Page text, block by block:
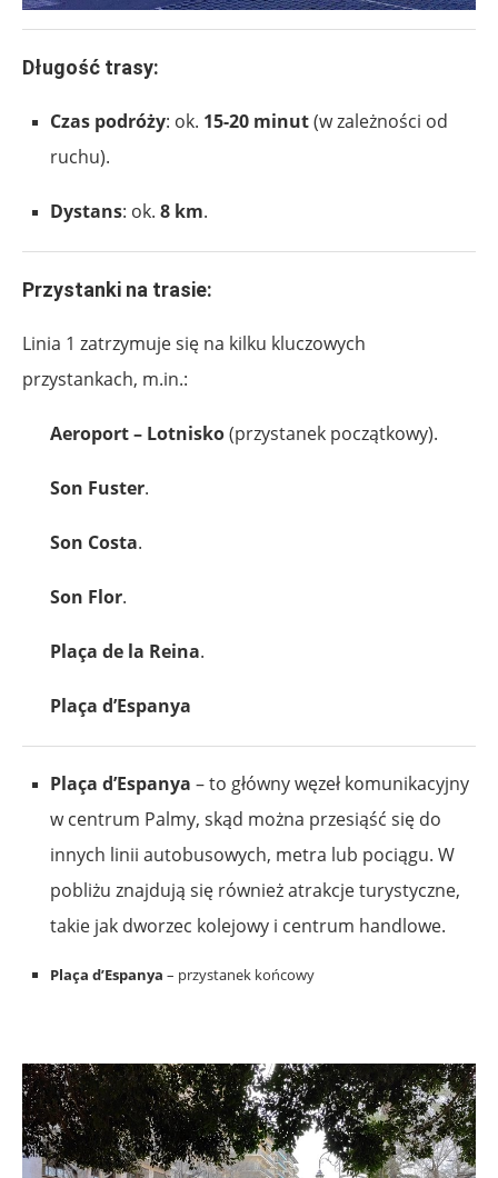
Długość trasy:
Czas podróży: ok. 15-20 minut(w zależności od
ruchu).
Dystans: ok. 8 km.
Przystanki na trasie:
Linia 1 zatrzymuje się na kilku kluczowych
przystankach, m.in.:
Aeroport – Lotnisko(przystanek początkowy).
Son Fuster.
Son Costa.
Son Flor.
Plaça de la Reina.
Plaça d’Espanya
Plaça d’Espanya – to główny węzeł komunikacyjny
w centrum Palmy, skąd można przesiąść się do
innych linii autobusowych, metra lub pociągu. W
pobliżu znajdują się również atrakcje turystyczne,
takie jak dworzec kolejowy i centrum handlowe.
Plaça d’Espanya – przystanek końcowy